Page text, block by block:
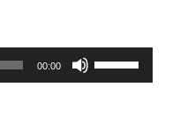
00:00
Use
as